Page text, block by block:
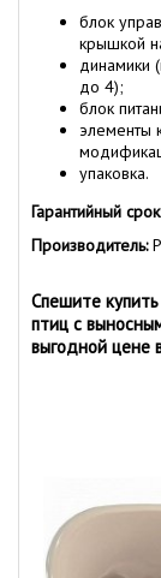
блок
крышкой
динамики
до 4);
блок
элементы
упаковка.
Гарантийный
Производитель:
Спешите купить
птиц с
выгодной цене